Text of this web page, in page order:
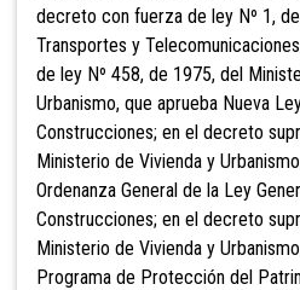
decreto con fuerza de ley Nº 1,
Transportes y
de ley Nº 458, de 1975, del
Urbanismo, que aprueba Nueva
Construcciones; en el decreto
Ministerio de Vivienda y
Ordenanza General de la Ley
Construcciones; en el decreto
Ministerio de Vivienda y
Programa de Protección del